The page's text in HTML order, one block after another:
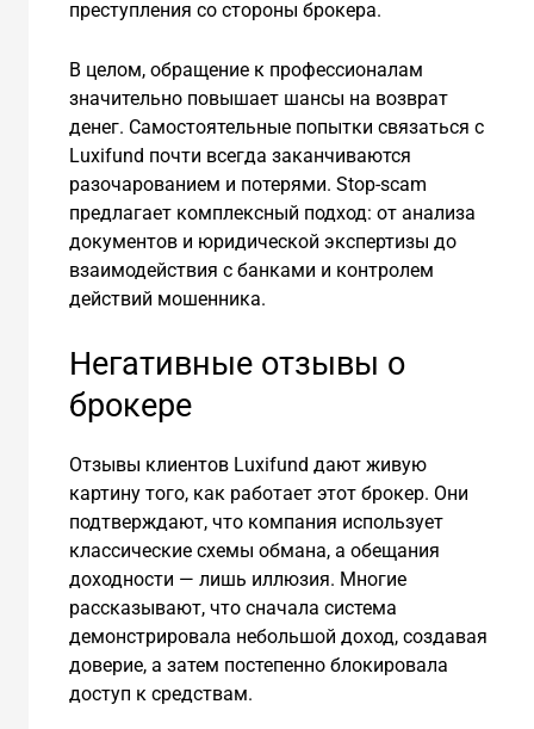
преступления со стороны брокера.
В целом, обращение к профессионалам
значительно повышает шансы на возврат
денег. Самостоятельные попытки связаться с
Luxifund почти всегда заканчиваются
разочарованием и потерями. Stop-scam
предлагает комплексный подход: от анализа
документов и юридической экспертизы до
взаимодействия с банками и контролем
действий мошенника.
Негативные отзывы о
брокере
Отзывы клиентов Luxifund дают живую
картину того, как работает этот брокер. Они
подтверждают, что компания использует
классические схемы обмана, а обещания
доходности — лишь иллюзия. Многие
рассказывают, что сначала система
демонстрировала небольшой доход, создавая
доверие, а затем постепенно блокировала
доступ к средствам.